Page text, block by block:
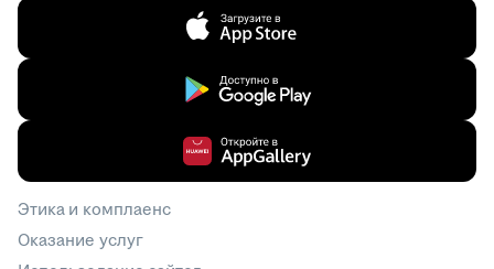
Этика и комплаенс
Оказание услуг